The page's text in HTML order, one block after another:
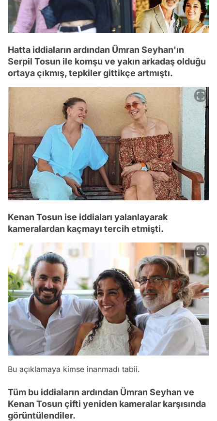
Hatta iddiaların ardından Ümran Seyhan'ın
Serpil Tosun ile komşu ve yakın arkadaş olduğu
ortaya çıkmış, tepkiler gittikçe artmıştı.
Kenan Tosun ise iddiaları yalanlayarak
kameralardan kaçmayı tercih etmişti.
Bu açıklamaya kimse inanmadı tabii.
Tüm bu iddiaların ardından Ümran Seyhan ve
Kenan Tosun çifti yeniden kameralar karşısında
görüntülendiler.